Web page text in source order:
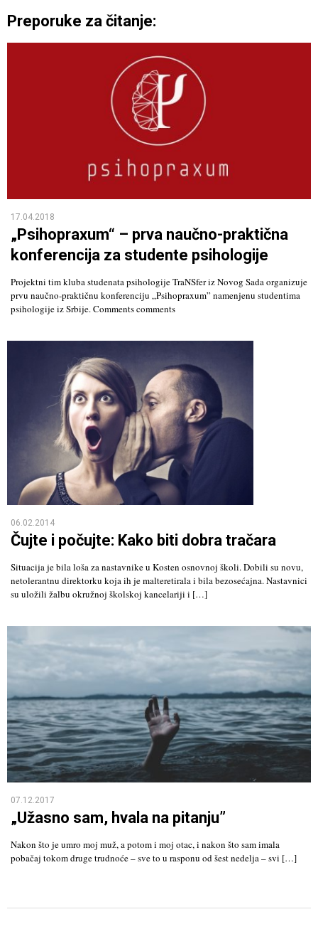
Preporuke za čitanje:
17.04.2018
„Psihopraxum“ – prva naučno-praktična
konferencija za studente psihologije
Projektni tim kluba studenata psihologije TraNSfer iz Novog Sada organizuje
prvu naučno-praktičnu konferenciju „Psihopraxum” namenjenu studentima
psihologije iz Srbije. Comments comments
06.02.2014
Čujte i počujte: Kako biti dobra tračara
Situacija je bila loša za nastavnike u Kosten osnovnoj školi. Dobili su novu,
netolerantnu direktorku koja ih je malteretirala i bila bezosećajna. Nastavnici
su uložili žalbu okružnoj školskoj kancelariji i […]
07.12.2017
„Užasno sam, hvala na pitanju”
Nakon što je umro moj muž, a potom i moj otac, i nakon što sam imala
pobačaj tokom druge trudnoće – sve to u rasponu od šest nedelja – svi […]